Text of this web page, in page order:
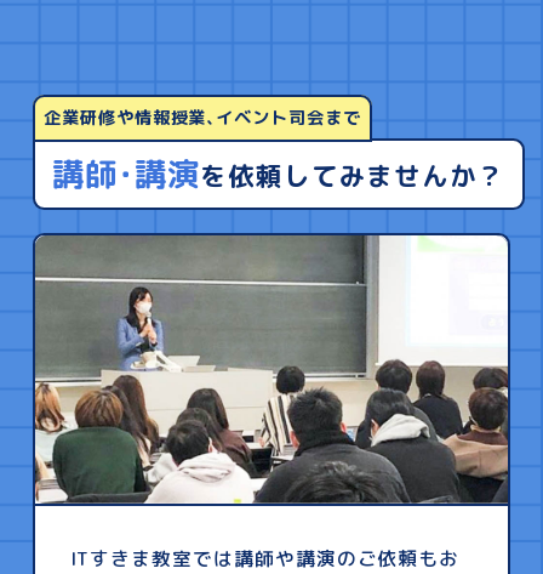
企業研修や情報授業､イベント司会まで
講師･講演を依頼してみませんか？
ITすきま教室では講師や講演のご依頼もお